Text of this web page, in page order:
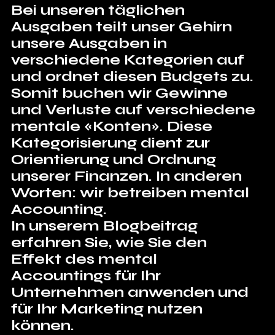
Bei unseren täglichen
Ausgaben teilt unser Gehirn
unsere Ausgaben in
verschiedene Kategorien auf
und ordnet diesen Budgets zu.
Somit buchen wir Gewinne
und Verluste auf verschiedene
mentale «Konten». Diese
Kategorisierung dient zur
Orientierung und Ordnung
unserer Finanzen. In anderen
Worten: wir betreiben mental
Accounting.
In unserem Blogbeitrag
erfahren Sie, wie Sie den
Effekt des mental
Accountings für Ihr
Unternehmen anwenden und
für Ihr Marketing nutzen
können.